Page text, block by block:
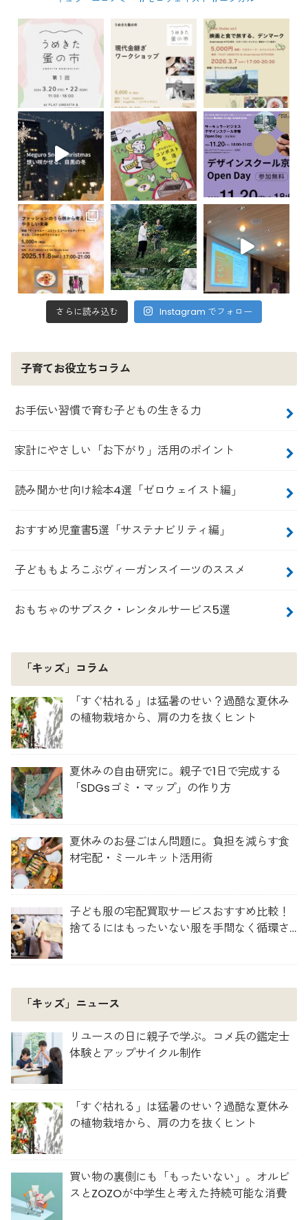
さらに読み込む Instagram でフォロー
子育てお役立ちコラム
お手伝い習慣で育む子どもの生きる力
家計にやさしい「お下がり」活用のポイント
読み聞かせ向け絵本4選「ゼロウェイスト編」
おすすめ児童書5選「サステナビリティ編」
子どももよろこぶヴィーガンスイーツのススメ
おもちゃのサブスク・レンタルサービス5選
「キッズ」コラム
「すぐ枯れる」は猛暑のせい？過酷な夏休み
の植物栽培から、肩の力を抜くヒント
夏休みの自由研究に。親子で1日で完成する
「SDGsゴミ・マップ」の作り方
夏休みのお昼ごはん問題に。負担を減らす食
材宅配・ミールキット活用術
子ども服の宅配買取サービスおすすめ比較！
捨てるにはもったいない服を手間なく循環さ
「キッズ」ニュース
リユースの日に親子で学ぶ。コメ兵の鑑定士
体験とアップサイクル制作
「すぐ枯れる」は猛暑のせい？過酷な夏休み
の植物栽培から、肩の力を抜くヒント
買い物の裏側にも「もったいない」。オルビ
スとZOZOが中学生と考えた持続可能な消費